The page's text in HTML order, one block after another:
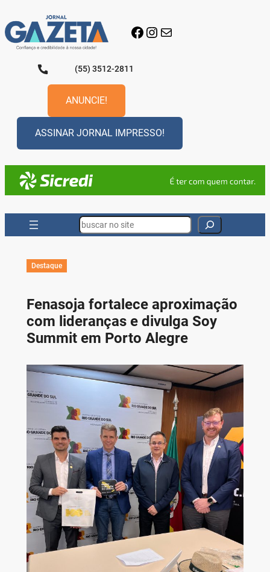
para
o
conteúdo
Facebook
Instagram
E-mail
(55) 3512-2811
ANUNCIE!
ASSINAR JORNAL IMPRESSO!
Search
Destaque
Fenasoja fortalece aproximação
com lideranças e divulga Soy
Summit em Porto Alegre